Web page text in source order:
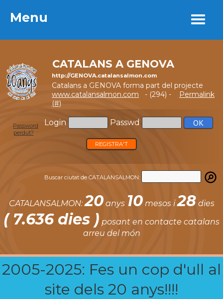
Menu
CATALANS A GENOVA
http://GENOVA.catalansalmon.com
Catalans a GENOVA forma part del projecte
www.catalansalmon.com - (294) -
Permalink
(#)
Login Passwd
Password
perdut?
REGISTRA'T
Buscar ciutat de CATALANSALMON:
CATALANSALMON:20anys 10mesos i28 dies
( 7.636 dies ) posant en contacte catalans
arreu del món
2005-2025: Fes un cop d'ull al
site dels 20 anys!!!!
Menu